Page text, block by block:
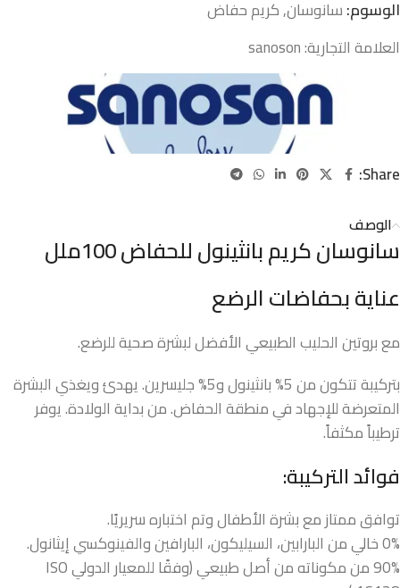
الوسوم:سانوسان,كريم حفاض
العلامة التجارية:sanoson
Share:
الوصف
سانوسان كريم بانثينول للحفاض 100ملل
عناية بحفاضات الرضع
مع بروتين الحليب الطبيعي الأفضل لبشرة صحية للرضع.
بتركيبة تتكون من 5% بانثينول و5% جليسرين. يهدئ ويغذي البشرة
المتعرضة للإجهاد في منطقة الحفاض. من بداية الولادة. يوفر
ترطيباً مكثفاً.
فوائد التركيبة:
توافق ممتاز مع بشرة الأطفال وتم اختباره سريريًا.
0% خالي من البارابين، السيليكون، البارافين والفينوكسي إيثانول.
90% من مكوناته من أصل طبيعي (وفقًا للمعيار الدولي ISO